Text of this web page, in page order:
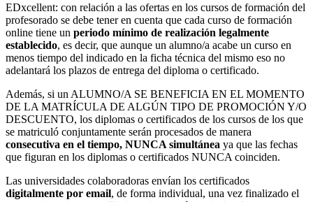
EDxcellent: con relación a las ofertas en los cursos de formación del
profesorado se debe tener en cuenta que cada curso de formación
online tiene un periodo mínimo de realización legalmente
establecido, es decir, que aunque un alumno/a acabe un curso en
menos tiempo del indicado en la ficha técnica del mismo eso no
adelantará los plazos de entrega del diploma o certificado.
Además, si un ALUMNO/A SE BENEFICIA EN EL MOMENTO
DE LA MATRÍCULA DE ALGÚN TIPO DE PROMOCIÓN Y/O
DESCUENTO, los diplomas o certificados de los cursos de los que
se matriculó conjuntamente serán procesados de manera
consecutiva en el tiempo, NUNCA simultánea ya que las fechas
que figuran en los diplomas o certificados NUNCA coinciden.
Las universidades colaboradoras envían los certificados
digitalmente por email, de forma individual, una vez finalizado el